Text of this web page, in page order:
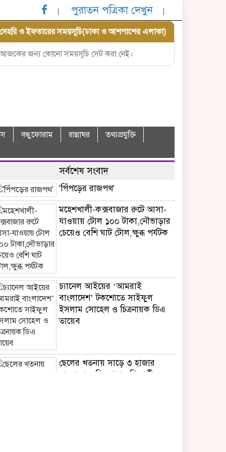
পুরাতন পত্রিকা দেখুন
সেহরি ও ইফতারের সময়সূচি(ঢাকা ও আশপাশের এলাকা)
আজকের জন্য কোনো সময়সূচি সেট করা নেই।
বন্ধুফোরাম রান্নাঘর
তথ্যপ্রযুক্তি
সর্বশেষ সংবাদ
'পিঁপড়ের রাজপথ'
মহেশখালী-কক্সবাজার রুটে আসা-
যাওয়ায় টোল ১০০ টাকা,নৌভাড়ার
চেয়েও বেশি ঘাট টোল,ক্ষুব্ধ পর্যটক
চ্যানেল আইয়ের ‘আমরাই
বাংলাদেশ’ টকশোতে সাইফুল
ইসলাম সোহেল ও চিত্রনায়ক ডিএ
তায়েব
ছেলের খতনায় সাড়ে ৩ হাজার
মাদরাসা-এতিমখানার শিক্ষার্থীকে